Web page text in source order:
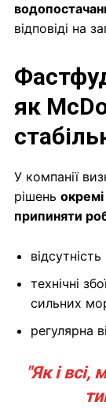
відповіді на
як
У компанії
рішень
припиняти
технічні
сильних
регулярна
"Як і